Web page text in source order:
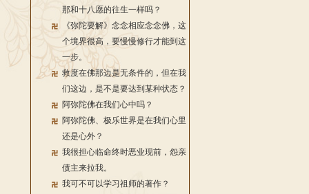
那和十八愿的往生一样吗？
《弥陀要解》念念相应念念佛，这
个境界很高，要慢慢修行才能到这
一步。
救度在佛那边是无条件的，但在我
们这边，是不是要达到某种状态？
阿弥陀佛在我们心中吗？
阿弥陀佛、极乐世界是在我们心里
还是心外？
我很担心临命终时恶业现前，怨亲
债主来拉我。
我可不可以学习祖师的著作？